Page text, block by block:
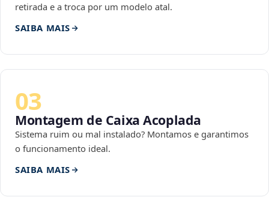
retirada e a troca por um modelo atal.
SAIBA MAIS
03
Montagem de Caixa Acoplada
Sistema ruim ou mal instalado? Montamos e garantimos
o funcionamento ideal.
SAIBA MAIS